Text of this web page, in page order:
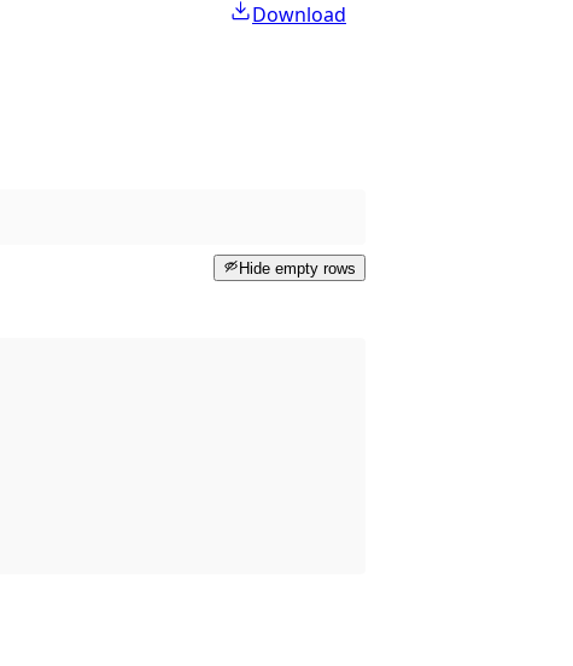
Download
Hide empty rows